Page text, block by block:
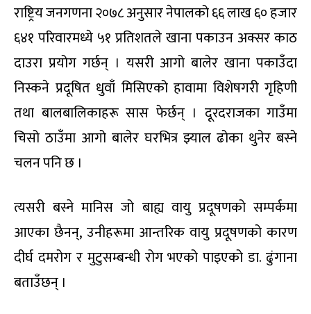
राष्ट्रिय जनगणना २०७८ अनुसार नेपालको ६६ लाख ६० हजार
६४१ परिवारमध्ये ५१ प्रतिशतले खाना पकाउन अक्सर काठ
दाउरा प्रयोग गर्छन् । यसरी आगो बालेर खाना पकाउँदा
निस्कने प्रदूषित धुवाँ मिसिएको हावामा विशेषगरी गृहिणी
तथा बालबालिकाहरू सास फेर्छन् । दूरदराजका गाउँमा
चिसो ठाउँमा आगो बालेर घरभित्र झ्याल ढोका थुनेर बस्ने
चलन पनि छ ।
त्यसरी बस्ने मानिस जो बाह्य वायु प्रदूषणको सम्पर्कमा
आएका छैनन्, उनीहरूमा आन्तरिक वायु प्रदूषणको कारण
दीर्घ दमरोग र मुटुसम्बन्धी रोग भएको पाइएको डा. ढुंगाना
बताउँछन् ।